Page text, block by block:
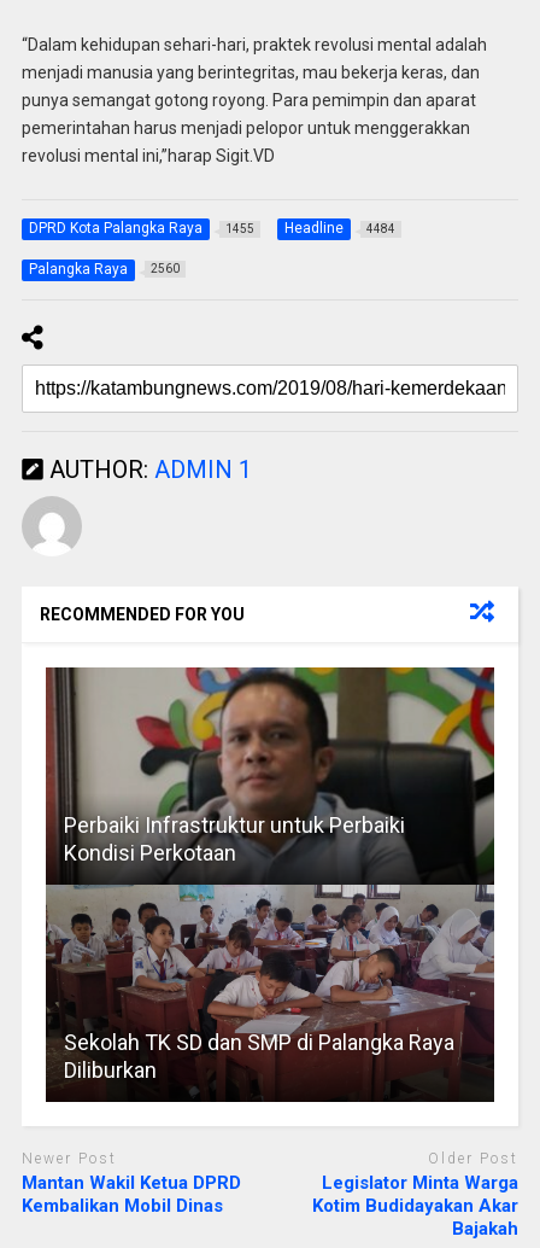
“Dalam kehidupan sehari-hari, praktek revolusi mental adalah
menjadi manusia yang berintegritas, mau bekerja keras, dan
punya semangat gotong royong. Para pemimpin dan aparat
pemerintahan harus menjadi pelopor untuk menggerakkan
revolusi mental ini,”harap Sigit.VD
DPRD Kota Palangka Raya 1455 Headline 4484
Palangka Raya 2560
AUTHOR: ADMIN 1
RECOMMENDED FOR YOU
Perbaiki Infrastruktur untuk Perbaiki
Kondisi Perkotaan
Sekolah TK SD dan SMP di Palangka Raya
Diliburkan
Newer Post
Mantan Wakil Ketua DPRD
Kembalikan Mobil Dinas
Older Post
Legislator Minta Warga
Kotim Budidayakan Akar
Bajakah